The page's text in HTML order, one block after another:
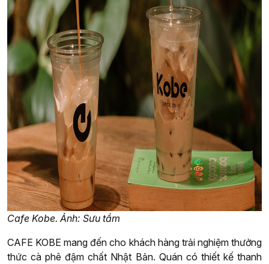
Cafe Kobe. Ảnh: Sưu tầm
CAFE KOBE mang đến cho khách hàng trải nghiệm thưởng
thức cà phê đậm chất Nhật Bản. Quán có thiết kế thanh